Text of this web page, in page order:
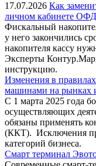
17.07.2026 Как
личном кабинете ОФД
Фискальный
у него закончились
накопителя кассу
Эксперты
инструкцию.
Изменения в
машинами на рынках
С 1 марта 2025 года
осуществляющих
обязаны применять
(ККТ). Исключения
категорий бизнеса.
Смарт терминал